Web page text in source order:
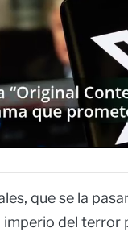
que se la
del terror